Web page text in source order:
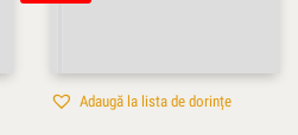
Adaugă la lista de dorințe